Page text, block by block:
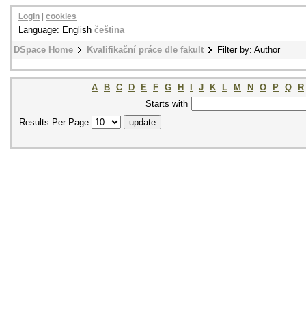
DSpace Home Kvalifikační práce dle fakult Filter by: Author
Login cookies
Language: English čeština
A B C D E F G H J K L M N O P Q
R
Starts with
Results Per Page: